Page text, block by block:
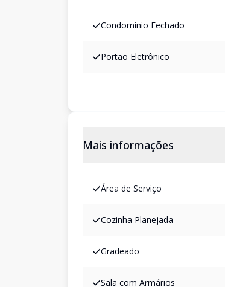
Condomínio Fechado
Portão Eletrônico
Mais informações
Área de Serviço
Cozinha Planejada
Gradeado
Sala com Armários